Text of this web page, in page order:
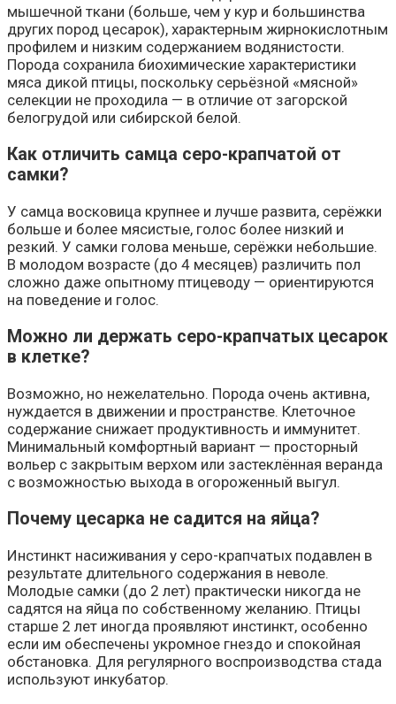
мышечной ткани (больше, чем у кур и большинства
других пород цесарок), характерным жирнокислотным
профилем и низким содержанием водянистости.
Порода сохранила биохимические характеристики
мяса дикой птицы, поскольку серьёзной «мясной»
селекции не проходила — в отличие от загорской
белогрудой или сибирской белой.
Как отличить самца серо-крапчатой от
самки?
У самца восковица крупнее и лучше развита, серёжки
больше и более мясистые, голос более низкий и
резкий. У самки голова меньше, серёжки небольшие.
В молодом возрасте (до 4 месяцев) различить пол
сложно даже опытному птицеводу — ориентируются
на поведение и голос.
Можно ли держать серо-крапчатых цесарок
в клетке?
Возможно, но нежелательно. Порода очень активна,
нуждается в движении и пространстве. Клеточное
содержание снижает продуктивность и иммунитет.
Минимальный комфортный вариант — просторный
вольер с закрытым верхом или застеклённая веранда
с возможностью выхода в огороженный выгул.
Почему цесарка не садится на яйца?
Инстинкт насиживания у серо-крапчатых подавлен в
результате длительного содержания в неволе.
Молодые самки (до 2 лет) практически никогда не
садятся на яйца по собственному желанию. Птицы
старше 2 лет иногда проявляют инстинкт, особенно
если им обеспечены укромное гнездо и спокойная
обстановка. Для регулярного воспроизводства стада
используют инкубатор.